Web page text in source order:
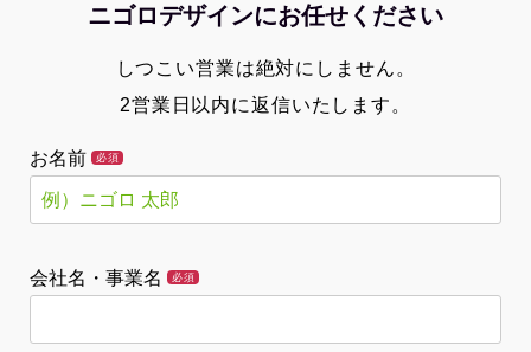
ニゴロデザインにお任せください
しつこい営業は絶対にしません。
2営業日以内に返信いたします。
お名前 必須
会社名・事業名 必須